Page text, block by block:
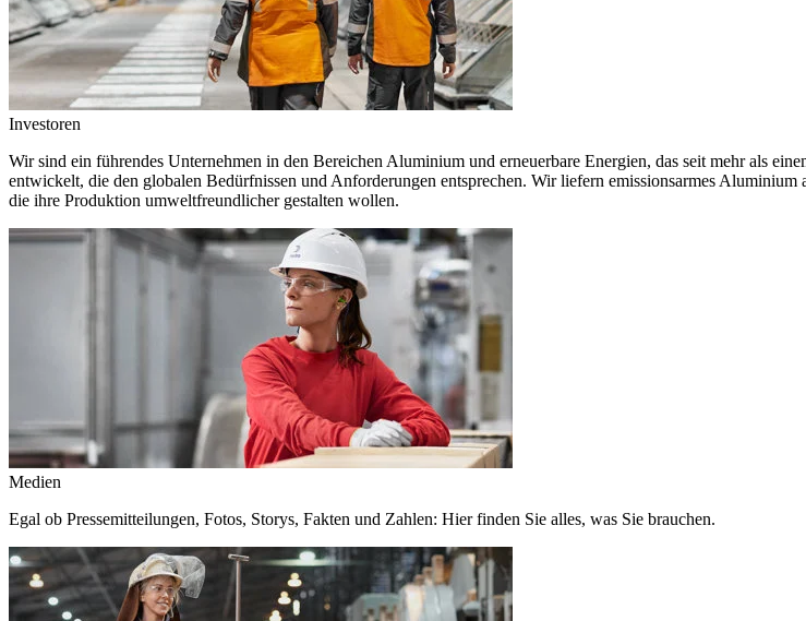
Investoren
Wir sind ein führendes Unternehmen in den Bereichen Aluminium und erneuerbare Energien, das seit mehr als
entwickelt, die den globalen Bedürfnissen und Anforderungen entsprechen. Wir liefern emissionsarmes
die ihre Produktion umweltfreundlicher gestalten wollen.
Medien
Egal ob Pressemitteilungen, Fotos, Storys, Fakten und Zahlen: Hier finden Sie alles, was Sie brauchen.